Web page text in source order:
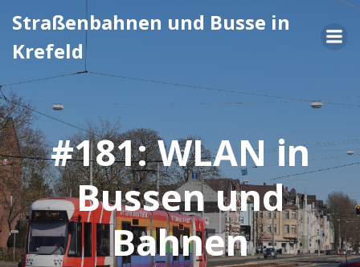
Inhalt
Straßenbahnen und Busse in
Krefeld
#181: WLAN in
Bussen und
Bahnen